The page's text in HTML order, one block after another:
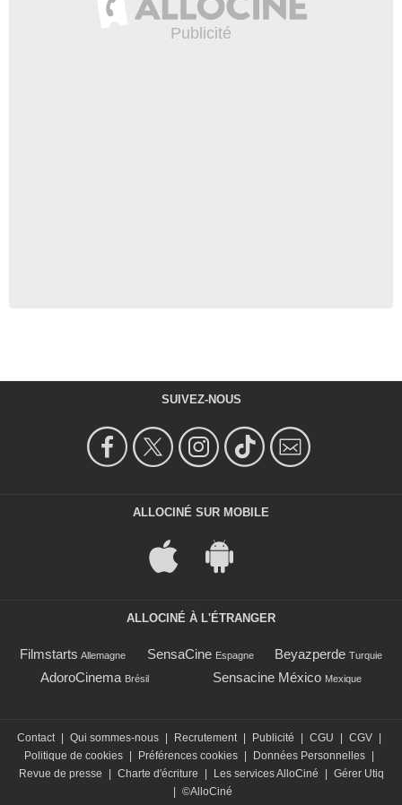
SUIVEZ-NOUS
ALLOCINÉ SUR MOBILE
ALLOCINÉ À L'ÉTRANGER
Filmstarts Allemagne SensaCine Espagne Beyazperde Turquie
AdoroCinema Brésil Sensacine México Mexique
Contact Qui sommes-nous Recrutement Publicité CGU CGV
Politique de cookies
Préférences cookies Données Personnelles
Revue de presse
Charte d'écriture Les services AlloCiné
Gérer Utiq
©AlloCiné